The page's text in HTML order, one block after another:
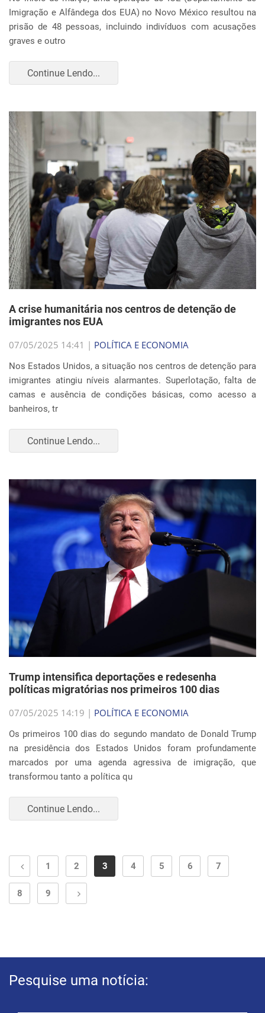
Imigração e Alfândega dos EUA) no Novo México resultou na
prisão de 48 pessoas, incluindo indivíduos com acusações
graves e outro
Continue Lendo...
A crise humanitária nos centros de detenção de
imigrantes nos EUA
07/05/2025 14:41 | POLÍTICA E ECONOMIA
Nos Estados Unidos, a situação nos centros de detenção para
imigrantes atingiu níveis alarmantes. Superlotação, falta de
camas e ausência de condições básicas, como acesso a
banheiros, tr
Continue Lendo...
Trump intensifica deportações e redesenha
políticas migratórias nos primeiros 100 dias
07/05/2025 14:19 | POLÍTICA E ECONOMIA
Os primeiros 100 dias do segundo mandato de Donald Trump
na presidência dos Estados Unidos foram profundamente
marcados por uma agenda agressiva de imigração, que
transformou tanto a política qu
Continue Lendo...
1 2 3 4 5 6 7
8 9
Pesquise uma notícia: